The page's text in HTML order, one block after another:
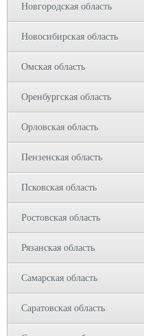
Новгородская область
Новосибирская область
Омская область
Оренбургская область
Орловская область
Пензенская область
Псковская область
Ростовская область
Рязанская область
Самарская область
Саратовская область